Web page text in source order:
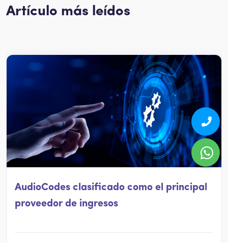
Artículo más leídos
AudioCodes clasificado como el principal
proveedor de ingresos